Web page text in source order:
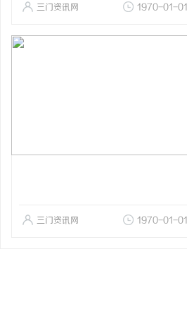
三门资讯网 1970-01-01
三门资讯网 1970-01-01